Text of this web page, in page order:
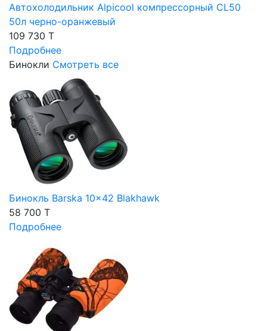
Автохолодильник Alpicool компрессорный CL50
50л черно-оранжевый
109 730 T
Подробнее
Бинокли Смотреть все
Бинокль Barska 10x42 Blakhawk
58 700 T
Подробнее